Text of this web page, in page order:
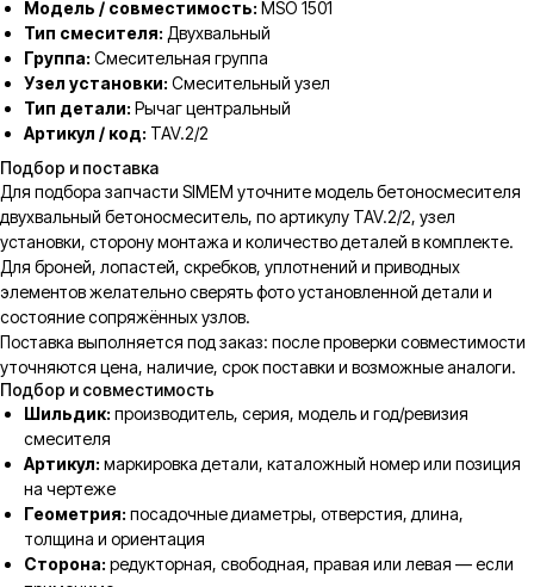
Модель / совместимость: MSO 1501
Тип смесителя: Двухвальный
Группа: Смесительная группа
Узел установки: Смесительный узел
Тип детали: Рычаг центральный
Артикул / код: TAV.2/2
Подбор и поставка
Для подбора запчасти SIMEM уточните модель бетоносмесителя
двухвальный бетоносмеситель, по артикулу TAV.2/2, узел
установки, сторону монтажа и количество деталей в комплекте.
Для броней, лопастей, скребков, уплотнений и приводных
элементов желательно сверять фото установленной детали и
состояние сопряжённых узлов.
Поставка выполняется под заказ: после проверки совместимости
уточняются цена, наличие, срок поставки и возможные аналоги.
Подбор и совместимость
Шильдик: производитель, серия, модель и год/ревизия
смесителя
Артикул: маркировка детали, каталожный номер или позиция
на чертеже
Геометрия: посадочные диаметры, отверстия, длина,
толщина и ориентация
Сторона: редукторная, свободная, правая или левая — если